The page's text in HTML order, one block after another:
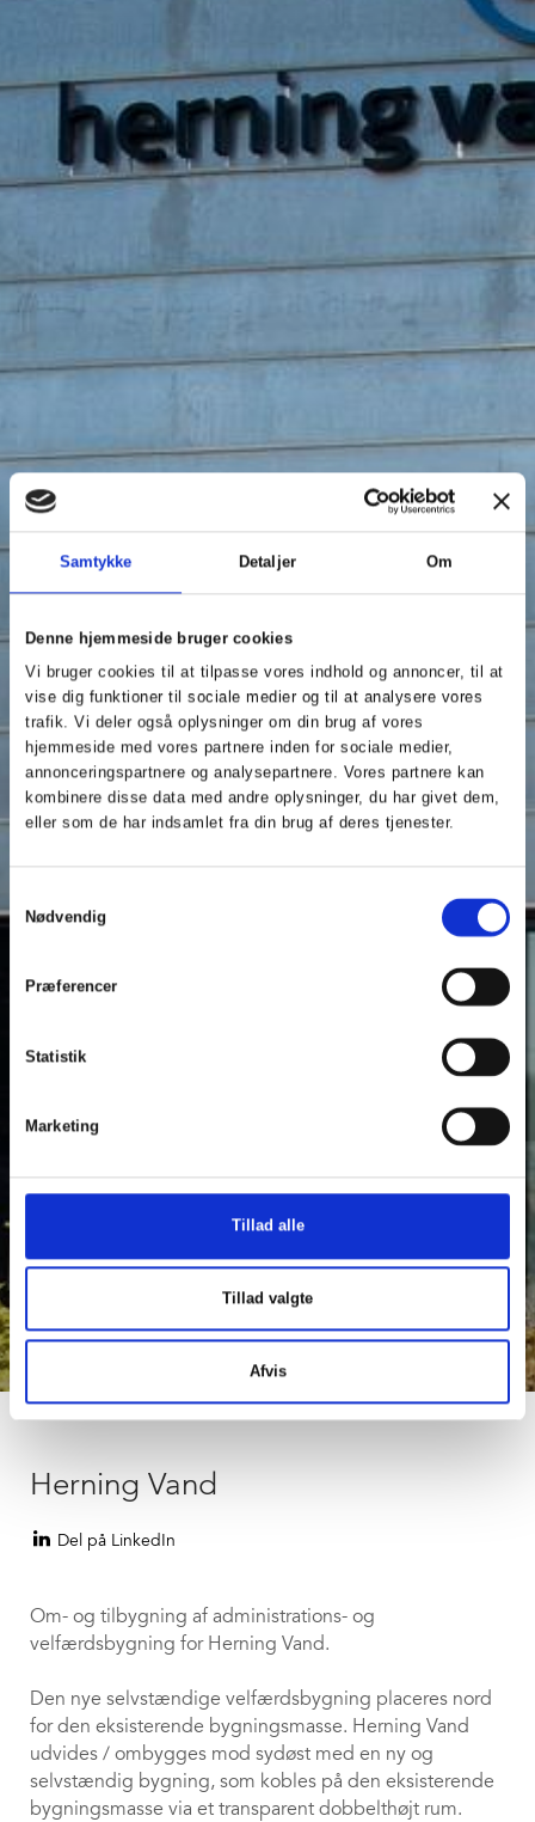
Samtykke Detaljer Om
Denne hjemmeside bruger cookies
Vi bruger cookies til at tilpasse vores indhold og annoncer, til at
vise dig funktioner til sociale medier og til at analysere vores
trafik. Vi deler også oplysninger om din brug af vores
hjemmeside med vores partnere inden for sociale medier,
annonceringspartnere og analysepartnere. Vores partnere kan
kombinere disse data med andre oplysninger, du har givet dem,
eller som de har indsamlet fra din brug af deres tjenester.
Nødvendig
Præferencer
Statistik
Marketing
Tillad alle
Tillad valgte
Afvis
keyboard_arrow_down
Herning Vand
Del på LinkedIn
Om- og tilbygning af administrations- og
velfærdsbygning for Herning Vand.
Den nye selvstændige velfærdsbygning placeres nord
for den eksisterende bygningsmasse. Herning Vand
udvides / ombygges mod sydøst med en ny og
selvstændig bygning, som kobles på den eksisterende
bygningsmasse via et transparent dobbelthøjt rum.